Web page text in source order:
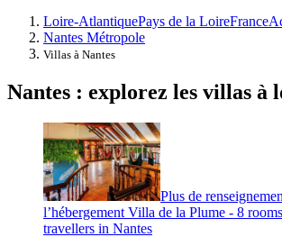
Loire-AtlantiquePays de la LoireFrance
Nantes Métropole
Villas à Nantes
Nantes : explorez les villas à
Plus de
l’hébergement Villa de la Plume - 8
travellers in Nantes